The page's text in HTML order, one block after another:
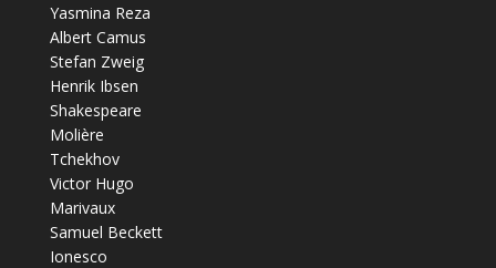
Yasmina Reza
Albert Camus
Stefan Zweig
Henrik Ibsen
Shakespeare
Molière
Tchekhov
Victor Hugo
Marivaux
Samuel Beckett
Ionesco